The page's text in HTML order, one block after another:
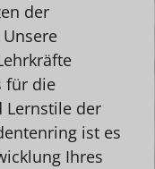
der
für die
Lernstile der
ist es
Ihres